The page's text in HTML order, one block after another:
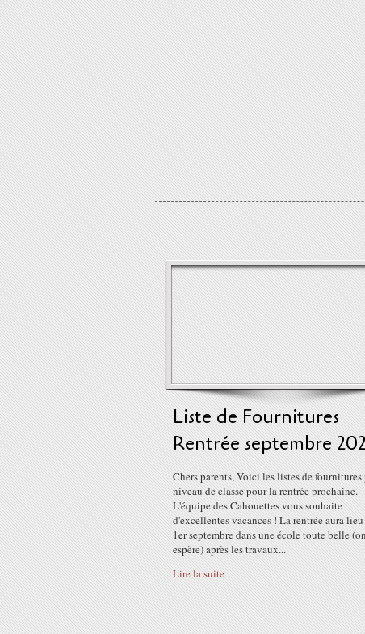
Liste de Fournitures
Rentrée septembre
Chers parents, Voici les listes de fournitures
niveau de classe pour la rentrée prochaine.
L'équipe des Cahouettes vous souhaite
d'excellentes vacances ! La rentrée aura
1er septembre dans une école toute belle
espère) après les travaux...
Lire la suite